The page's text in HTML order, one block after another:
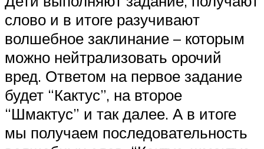
слово и в итоге разучивают
волшебное заклинание – которым
можно нейтрализовать орочий
вред. Ответом на первое задание
будет “Кактус”, на второе
“Шмактус” и так далее. А в итоге
мы получаем последовательность